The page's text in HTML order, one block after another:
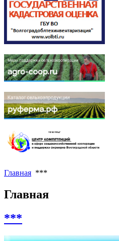
Главная ***
Главная
***